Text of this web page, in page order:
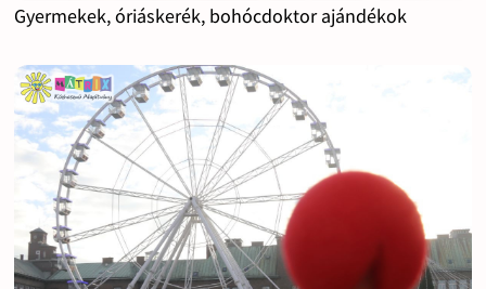
Gyermekek, óriáskerék, bohócdoktor ajándékok